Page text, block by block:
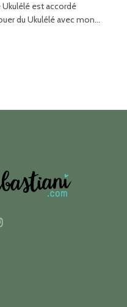
est accordé
du Ukulélé avec mon...